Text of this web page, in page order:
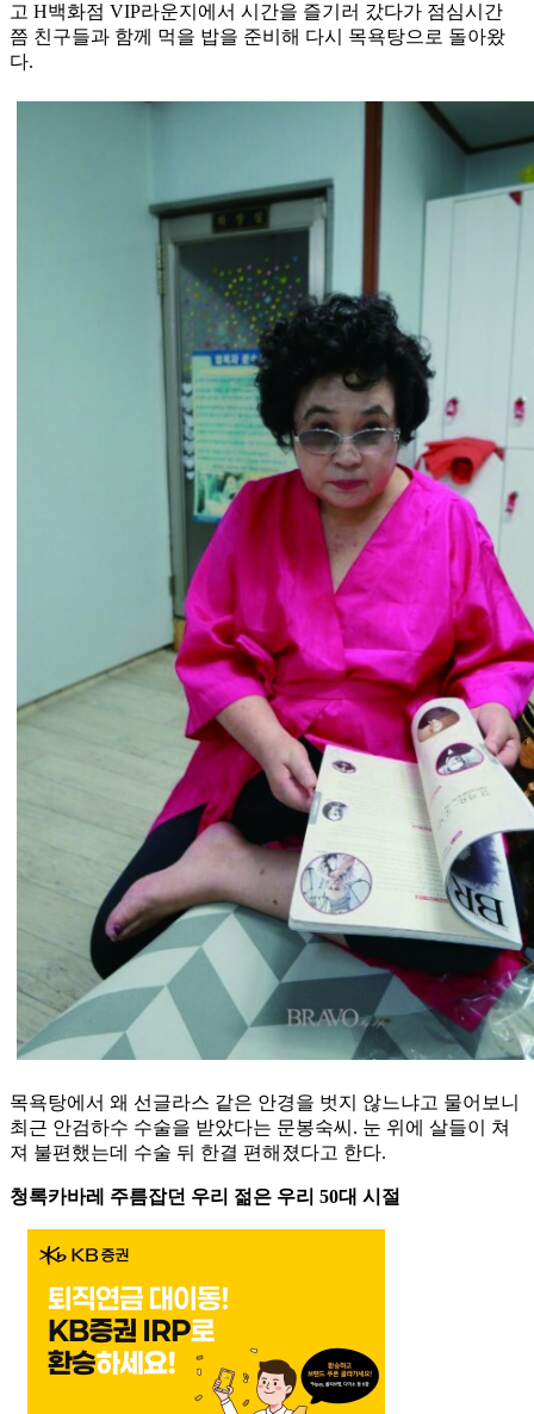
고 H백화점 VIP라운지에서 시간을 즐기러 갔다가 점심시간
쯤 친구들과 함께 먹을 밥을 준비해 다시 목욕탕으로 돌아왔
다.
목욕탕에서 왜 선글라스 같은 안경을 벗지 않느냐고 물어보니
최근 안검하수 수술을 받았다는 문봉숙씨. 눈 위에 살들이 쳐
져 불편했는데 수술 뒤 한결 편해졌다고 한다.
청록카바레 주름잡던 우리 젊은 우리 50대 시절